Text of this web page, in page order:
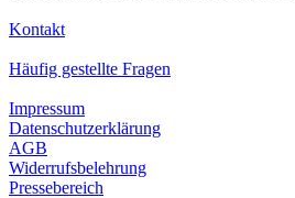
Kontakt
Häufig gestellte Fragen
Impressum
Datenschutzerklärung
AGB
Widerrufsbelehrung
Pressebereich